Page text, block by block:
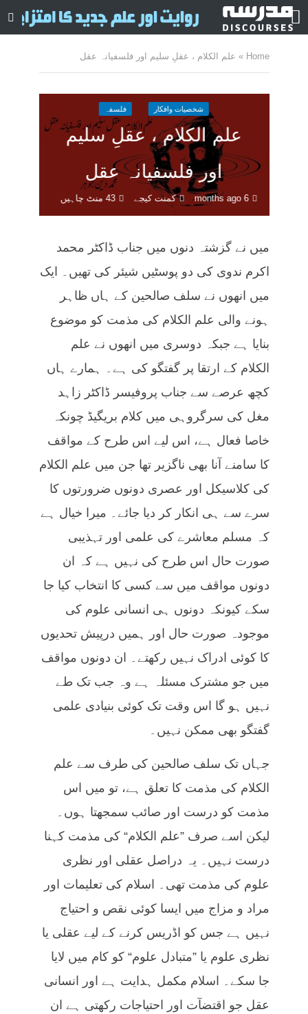
Home
» علم الکلام ، عقلِ سلیم اور فلسفیانہ عقل
شخصیات وافکار فلسفہ
علم الکلام ، عقلِ سلیم
اور فلسفیانہ عقل
6 months ago کمنت کیجے 43 منٹ چاہیں
میں نے گزشتہ دنوں میں جناب ڈاکٹر محمد
اکرم ندوی کی دو پوسٹیں شیئر کی تھیں۔ ایک
میں انھوں نے سلف صالحین کے ہاں ظاہر
ہونے والی علم الکلام کی مذمت کو موضوع
بنایا ہے جبکہ دوسری میں انھوں نے علم
الکلام کے ارتقا پر گفتگو کی ہے۔ ہمارے ہاں
کچھ عرصے سے جناب پروفیسر ڈاکٹر زاہد
مغل کی سرگروہی میں کلام بریگیڈ چونکہ
خاصا فعال ہے، اس لیے اس طرح کے مواقف
کا سامنے آنا بھی ناگزیر تھا جن میں علم الکلام
کی کلاسیکل اور عصری دونوں ضرورتوں کا
سرے سے ہی انکار کر دیا جائے۔ میرا خیال ہے
کہ مسلم معاشرے کی علمی اور تہذیبی
صورت حال اس طرح کی نہیں ہے کہ ان
دونوں مواقف میں سے کسی کا انتخاب کیا جا
سکے کیونکہ دونوں ہی انسانی علوم کی
موجودہ صورت حال اور ہمیں درپیش تحدیوں
کا کوئی ادراک نہیں رکھتے۔ ان دونوں مواقف
میں جو مشترک مسئلہ ہے وہ جب تک طے
نہیں ہو گا اس وقت تک کوئی بنیادی علمی
گفتگو بھی ممکن نہیں۔
جہاں تک سلف صالحین کی طرف سے علم
الکلام کی مذمت کا تعلق ہے، تو میں اس
مذمت کو درست اور صائب سمجھتا ہوں۔
لیکن اسے صرف ”علم الکلام“ کی مذمت کہنا
درست نہیں۔ یہ دراصل عقلی اور نظری
علوم کی مذمت تھی۔ اسلام کی تعلیمات اور
مراد و مزاج میں ایسا کوئی نقص و احتیاج
نہیں ہے جس کو اڈریس کرنے کے لیے عقلی یا
نظری علوم یا ”متبادل علوم“ کو کام میں لایا
جا سکے۔ اسلام مکمل ہدایت ہے اور انسانی
عقل جو اقتضآت اور احتیاجات رکھتی ہے ان